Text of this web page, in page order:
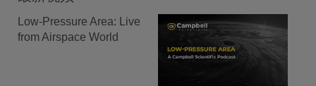
Low-Pressure Area: Live
from Airspace World